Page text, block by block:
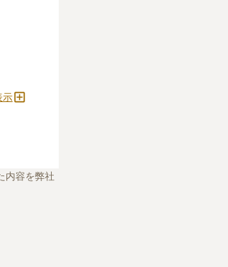
、
こ
ど
の
い
示
内容を弊社